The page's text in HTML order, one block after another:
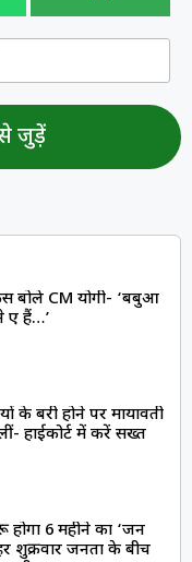
जुड़ें
CM योगी- ‘बबुआ
हैं…’
के बरी होने पर मायावती
हाईकोर्ट में करें सख्त
6 महीने का ‘जन
शुक्रवार जनता के बीच